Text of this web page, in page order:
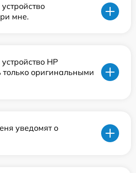
мне.
HP
только оригинальными
уведомят о